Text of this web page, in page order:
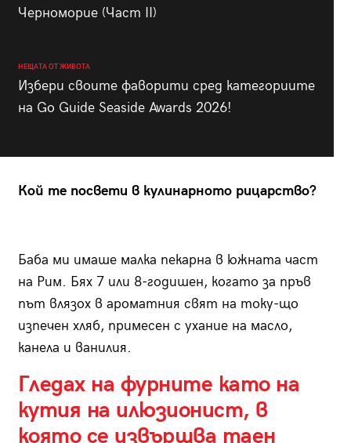
Черноморие (Част II)
НЕЩАТА ОТ ЖИВОТА
Избери своите фаворити сред категориите
на Go Guide Seaside Awards 2026!
Кой те посвети в кулинарното рицарство?
Баба ми имаше малка пекарна в южната част
на Рим. Бях 7 или 8-годишен, когато за пръв
път влязох в ароматния свят на току-що
изпечен хляб, примесен с ухание на масло,
канела и ванилия.
Гледах на фурните като на
кутия на илюзионист, в
която се извършва таен